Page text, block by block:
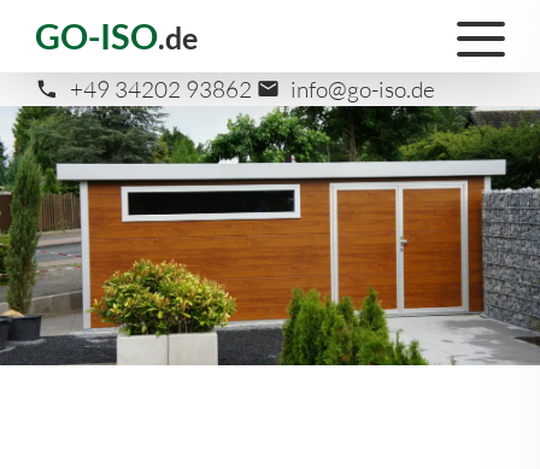
GO-ISO.de
+49 34202 93862 info@go-iso.de